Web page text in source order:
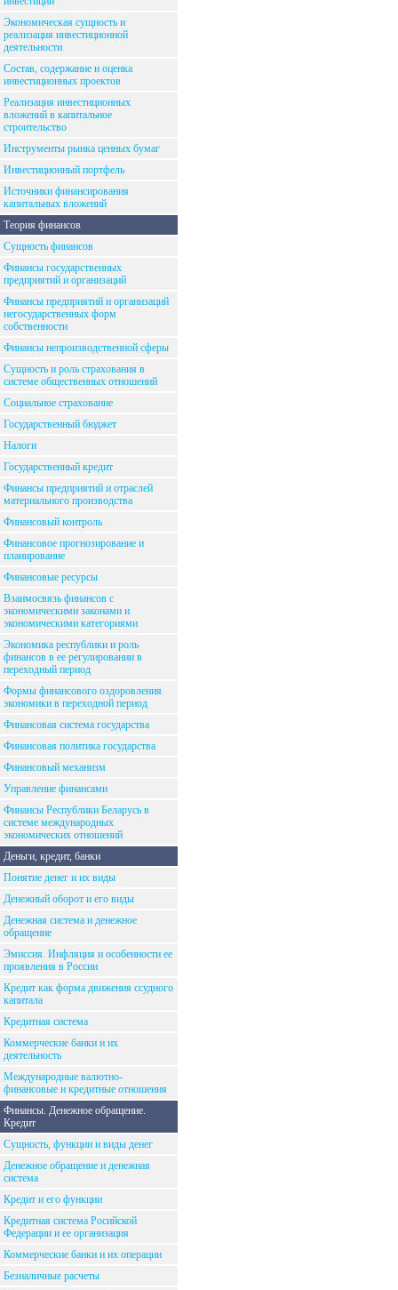
Экономическая сущность и
реализация инвестиционной
деятельности
Состав, содержание и оценка
инвестиционных проектов
Реализация инвестиционных
вложений в капитальное
строительство
Инструменты рынка ценных бумаг
Инвестиционный портфель
Источники финансирования
капитальных вложений
Теория финансов
Сущность финансов
Финансы государственных
предприятий и организаций
Финансы предприятий и организаций
негосударственных форм
собственности
Финансы непроизводственной сферы
Сущность и роль страхования в
системе общественных отношений
Социальное страхование
Государственный бюджет
Налоги
Государственный кредит
Финансы предприятий и отраслей
материального производства
Финансовый контроль
Финансовое прогнозирование и
планирование
Финансовые ресурсы
Взаимосвязь финансов с
экономическими законами и
экономическими категориями
Экономика республики и роль
финансов в ее регулировании в
переходный период
Формы финансового оздоровления
экономики в переходной период
Финансовая система государства
Финансовая политика государства
Финансовый механизм
Управление финансами
Финансы Республики Беларусь в
системе международных
экономических отношений
Деньги, кредит, банки
Понятие денег и их виды
Денежный оборот и его виды
Денежная система и денежное
обращение
Эмиссия. Инфляция и особенности ее
проявления в России
Кредит как форма движения ссудного
капитала
Кредитная система
Коммерческие банки и их
деятельность
Международные валютно-
финансовые и кредитные отношения
Финансы. Денежное обращение.
Кредит
Сущность, функции и виды денег
Денежное обращение и денежная
система
Кредит и его функции
Кредитная система Росийской
Федерации и ее организация
Коммерческие банки и их операции
Безналичные расчеты